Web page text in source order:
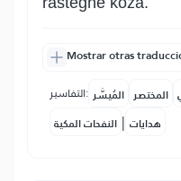
Mostrar otras
التفاسير: المُيسَّر المختصر
النفحات المكية | هدايات